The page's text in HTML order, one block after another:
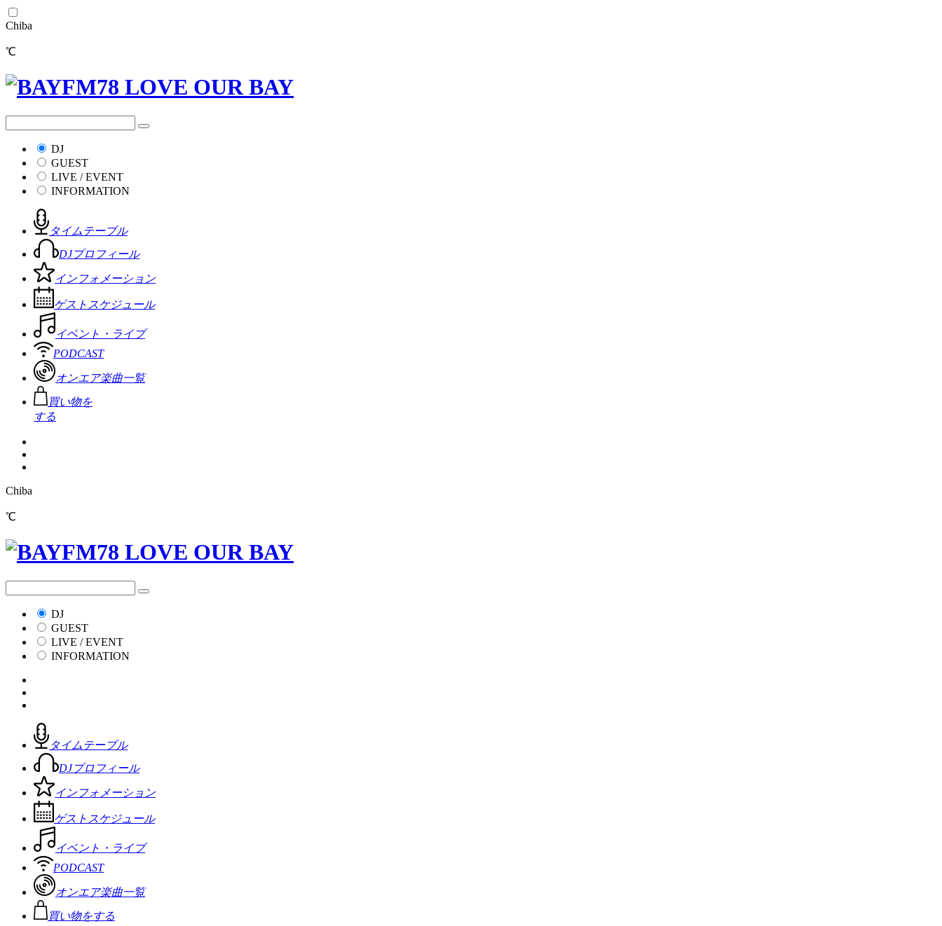
Chiba
℃
DJ
GUEST
LIVE / EVENT
INFORMATION
タイムテーブル
DJプロフィール
インフォメーション
ゲストスケジュール
イベント・ライブ
PODCAST
オンエア楽曲一覧
買い物を
する
Chiba
℃
DJ
GUEST
LIVE / EVENT
INFORMATION
タイムテーブル
DJプロフィール
インフォメーション
ゲストスケジュール
イベント・ライブ
PODCAST
オンエア楽曲一覧
買い物をする